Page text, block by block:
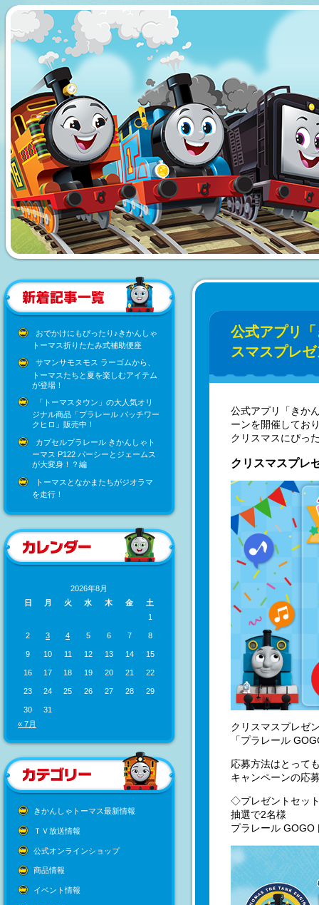
おでかけにもぴったり♪きかんしゃ
トーマス折りたたみ式補助便座
サマンサモスモス ラーゴムから、
トーマスたちと夏を楽しむアイテム
が登場！
「トーマスタウン」の大人気オリ
ジナル商品「プラレール パッチワー
クヒロ」販売中！
カプセルプラレール きかんしゃト
ーマス P122 パーシーとジェームス
が大変身！？編
トーマスとなかまたちがジオラマ
を走行！
2026年8月
日
月 火 水 木 金
土
1
2 3 4 5 6 7 8
9 10 11 12 13 14 15
16 17 18 19 20 21 22
23 24 25 26 27 28 29
30
31
« 7月
きかんしゃトーマス最新情報
ＴＶ放送情報
公式オンラインショップ
商品情報
イベント情報
公式アプリ
スマスプレ
公式アプリ「きか
ーンを開催してお
クリスマスにぴっ
クリスマスプレ
クリスマスプレゼ
「プラレール
応募方法はとって
キャンペーンの応
◇プレゼントセッ
抽選で2名様
プラレール GOGO